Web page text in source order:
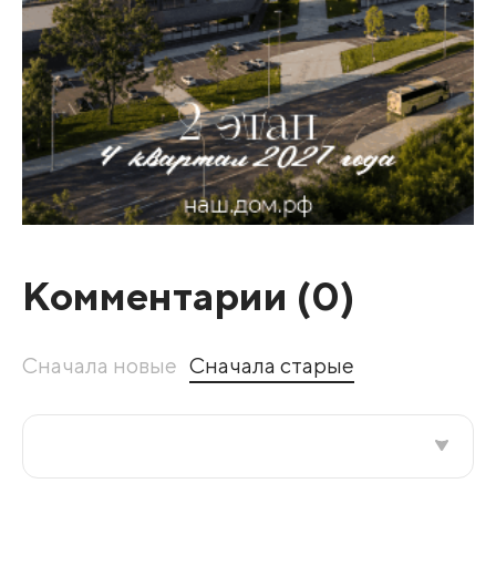
Комментарии (0)
Сначала новые Сначала старые